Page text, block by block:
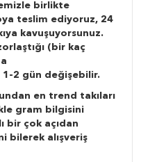
birlikte
teslim ediyoruz, 24
kavuşuyorsunuz.
(bir kaç
2 gün değişebilir.
en trend takıları
gram bilgisini
bir çok açıdan
bilerek alışveriş